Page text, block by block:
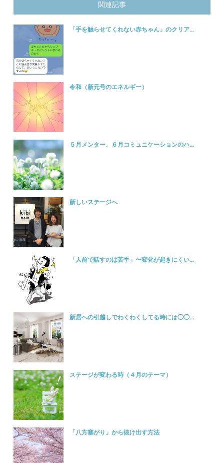
関連記事
「手を触らせてくれない赤ちゃん」のクリア...
令和（新元号のエネルギー）
５月メンター、６月コミュニケーションのハ...
新しいステージへ
「人前で話すのは苦手」〜変化が起きにくい...
新居への引越しでわくわくしてる時には◯◯...
ステージが変わる時（４月のテーマ）
「八方塞がり」から抜け出す方法